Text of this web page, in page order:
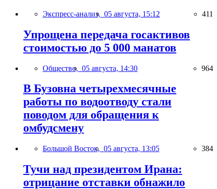
Экспресс-анализ, 05 августа, 15:12 411
Упрощена передача госактивов
стоимостью до 5 000 манатов
Общество, 05 августа, 14:30 964
В Бузовна четырехмесячные
работы по водоотводу стали
поводом для обращения к
омбудсмену
Большой Восток, 05 августа, 13:05 384
Тучи над президентом Ирана:
отрицание отставки обнажило